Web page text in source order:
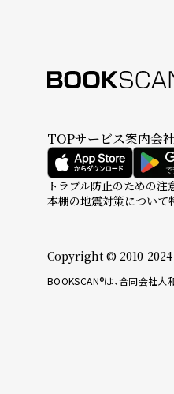
TOPサービス案内会
トラブル防止のための注
本棚の地震対策について
Copyright © 2010-
BOOKSCAN®は、合同会社